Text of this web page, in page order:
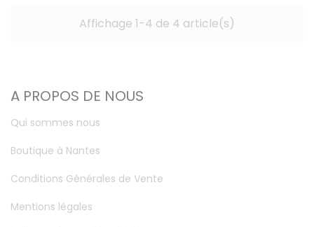
Affichage 1-4 de 4 article(s)
A PROPOS DE NOUS
Qui sommes nous
Boutique à Nantes
Conditions Générales de Vente
Mentions légales